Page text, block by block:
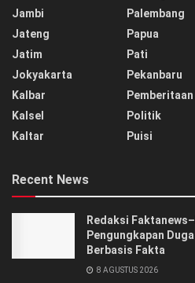
Jambi
Jateng
Jatim
Jokyakarta
Kalbar
Kalsel
Kaltar
Palembang
Papua
Pati
Pekanbaru
Pemberitaan
Politik
Puisi
Recent News
Redaksi
Pengungkapan
Berbasis Fakta
8 AGUSTUS 2026